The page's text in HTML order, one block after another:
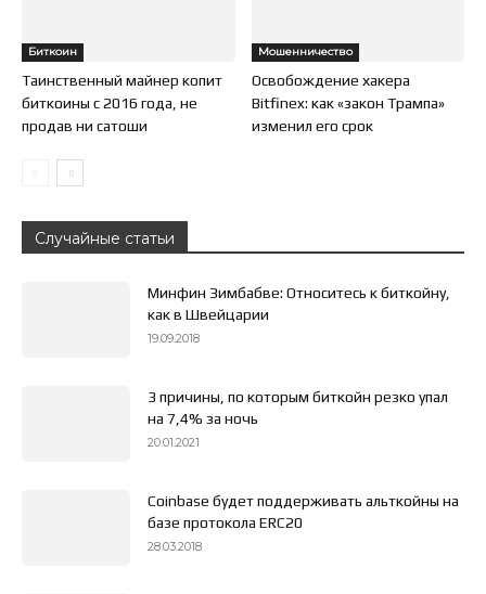
Биткоин
Таинственный майнер копит
биткоины с 2016 года, не
продав ни сатоши
Мошенничество
Освобождение хакера
Bitfinex: как «закон Трампа»
изменил его срок
Случайные статьи
Минфин Зимбабве: Относитесь к биткойну,
как в Швейцарии
19.09.2018
3 причины, по которым биткойн резко упал
на 7,4% за ночь
20.01.2021
Coinbase будет поддерживать альткойны на
базе протокола ERC20
28.03.2018